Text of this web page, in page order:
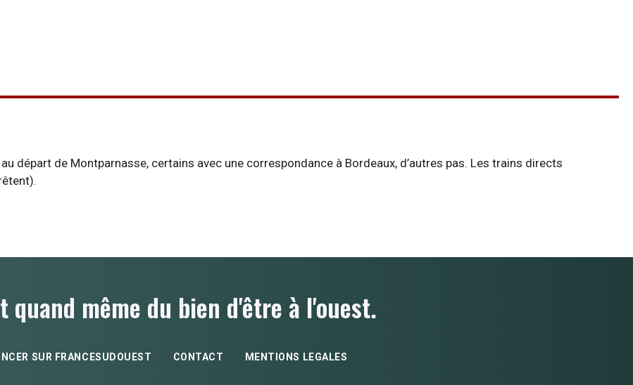
départ de Montparnasse, certains avec une correspondance à Bordeaux, d’autres pas. Les trains directs
quand même du bien d'être à l'ouest.
SUR FRANCESUDOUEST CONTACT MENTIONS LEGALES